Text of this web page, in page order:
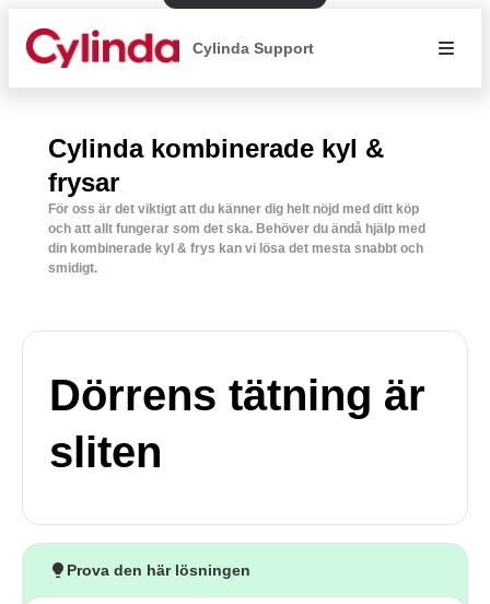
Cylinda Support
Cylinda kombinerade kyl &
frysar
För oss är det viktigt att du känner dig helt nöjd med ditt köp
och att allt fungerar som det ska. Behöver du ändå hjälp med
din kombinerade kyl & frys kan vi lösa det mesta snabbt och
smidigt.
Dörrens tätning är
sliten
Prova den här lösningen